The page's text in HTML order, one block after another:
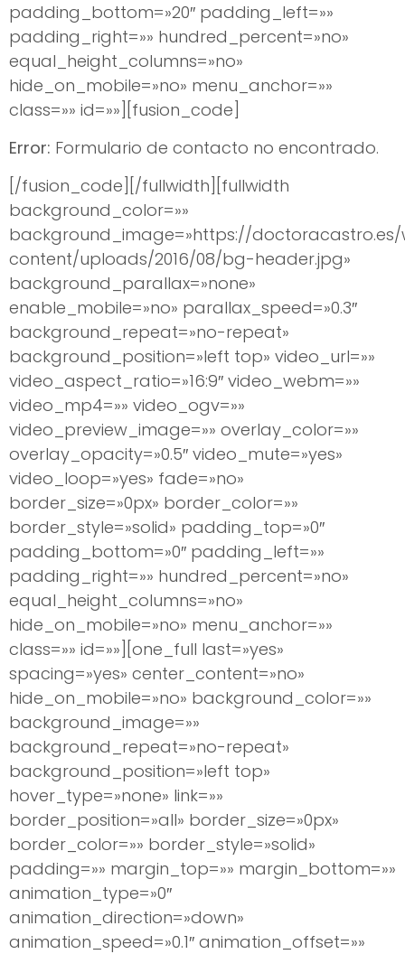
padding_bottom=»20″ padding_left=»»
padding_right=»» hundred_percent=»no»
equal_height_columns=»no»
hide_on_mobile=»no» menu_anchor=»»
class=»» id=»»][fusion_code]
Error: Formulario de contacto no encontrado.
[/fusion_code][/fullwidth][fullwidth
background_color=»»
background_image=»https://
content/uploads/2016/08/bg-header.jpg»
background_parallax=»none»
enable_mobile=»no» parallax_speed=»0.3″
background_repeat=»no-repeat»
background_position=»left top» video_url=»»
video_aspect_ratio=»16:9″ video_webm=»»
video_mp4=»» video_ogv=»»
video_preview_image=»» overlay_color=»»
overlay_opacity=»0.5″ video_mute=»yes»
video_loop=»yes» fade=»no»
border_size=»0px» border_color=»»
border_style=»solid» padding_top=»0″
padding_bottom=»0″ padding_left=»»
padding_right=»» hundred_percent=»no»
equal_height_columns=»no»
hide_on_mobile=»no» menu_anchor=»»
class=»» id=»»][one_full last=»yes»
spacing=»yes» center_content=»no»
hide_on_mobile=»no» background_color=»»
background_image=»»
background_repeat=»no-repeat»
background_position=»left top»
hover_type=»none» link=»»
border_position=»all» border_size=»0px»
border_color=»» border_style=»solid»
padding=»» margin_top=»» margin_bottom=»»
animation_type=»0″
animation_direction=»down»
animation_speed=»0.1″ animation_offset=»»